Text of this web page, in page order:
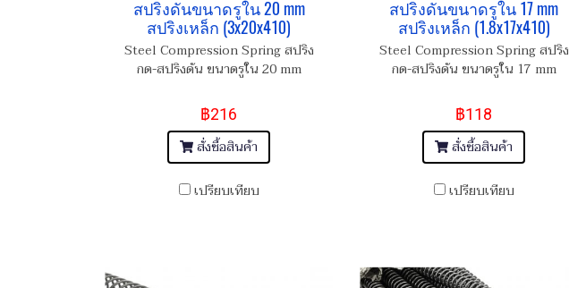
สปริงดันขนาดรูใน 20 mm
สปริงเหล็ก (3x20x410)
Steel Compression Spring สปริง
กด-สปริงดัน ขนาดรูใน 20 mm
฿216
สั่งซื้อสินค้า
เปรียบเทียบ
สปริงดันขนาดรูใน 17 mm
สปริงเหล็ก (1.8x17x410)
Steel Compression Spring สปริง
กด-สปริงดัน ขนาดรูใน 17 mm
฿118
สั่งซื้อสินค้า
เปรียบเทียบ